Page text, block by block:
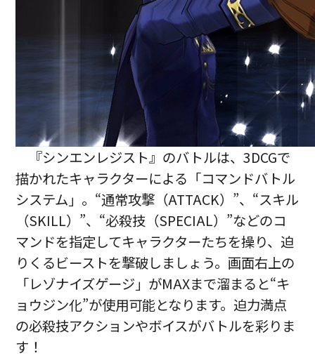
『シンエンレジスト』のバトルは、3DCGで
描かれたキャラクターによる「コマンドバトル
システム」。“通常攻撃（ATTACK）”、“スキル
（SKILL）”、“必殺技（SPECIAL）”などのコ
マンドを指定してキャラクターたちを操り、迫
りくるビーストを撃破しましょう。画面右上の
「レゾナイズゲージ」がMAXまで溜まると“キ
ョウジン化”が使用可能となります。迫力満点
の必殺技アクションやボイスがバトルを彩りま
す！